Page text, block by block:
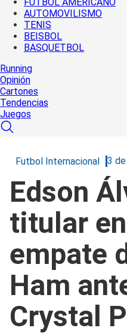
AUTOMOVILISMO
TENIS
BEISBOL
BASQUETBOL
Running
Opinión
Cartones
Tendencias
Juegos
Futbol Internacional 3
Edson
titular
empate
Ham
Crystal